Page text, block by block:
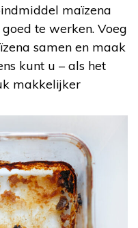
maïzena
te werken. Voeg
samen en maak
kunt u – als het
makkelijker